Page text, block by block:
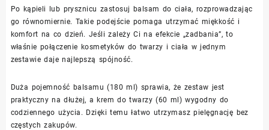
Po kąpieli lub prysznicu zastosuj balsam do ciała, rozprowadzając
go równomiernie. Takie podejście pomaga utrzymać miękkość i
komfort na co dzień. Jeśli zależy Ci na efekcie „zadbania”, to
właśnie połączenie kosmetyków do twarzy i ciała w jednym
zestawie daje najlepszą spójność.
Duża pojemność balsamu (180 ml) sprawia, że zestaw jest
praktyczny na dłużej, a krem do twarzy (60 ml) wygodny do
codziennego użycia. Dzięki temu łatwo utrzymasz pielęgnację bez
częstych zakupów.